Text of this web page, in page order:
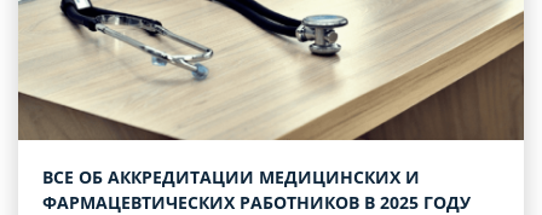
ВСЕ ОБ АККРЕДИТАЦИИ МЕДИЦИНСКИХ И
ФАРМАЦЕВТИЧЕСКИХ РАБОТНИКОВ В 2025 ГОДУ